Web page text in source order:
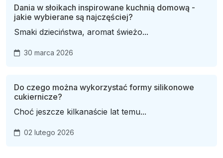
Dania w słoikach inspirowane kuchnią domową -
jakie wybierane są najczęściej?
Smaki dzieciństwa, aromat świeżo...
30 marca 2026
Do czego można wykorzystać formy silikonowe
cukiernicze?
Choć jeszcze kilkanaście lat temu...
02 lutego 2026